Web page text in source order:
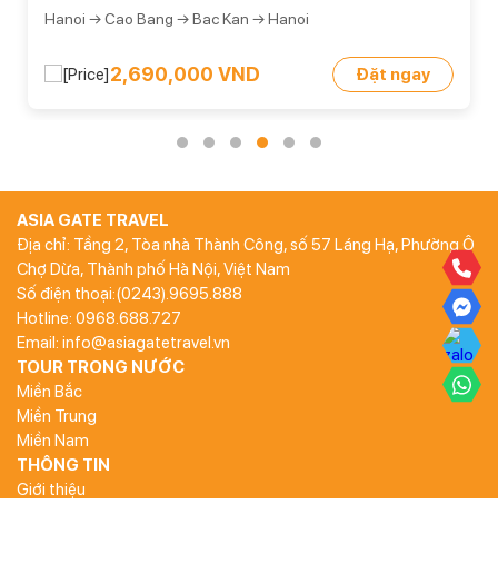
Hanoi → Cao Bang → Bac Kan → Hanoi
2,690,000 VND Đặt ngay
ASIA GATE TRAVEL
Địa chỉ: Tầng 2, Tòa nhà Thành Công, số 57 Láng Hạ, Phường Ô
Chợ Dừa, Thành phố Hà Nội, Việt Nam
Số điện thoại:(0243).9695.888
Hotline: 0968.688.727
Email: info@asiagatetravel.vn
TOUR TRONG NƯỚC
Miền Bắc
Miền Trung
Miền Nam
THÔNG TIN
Giới thiệu